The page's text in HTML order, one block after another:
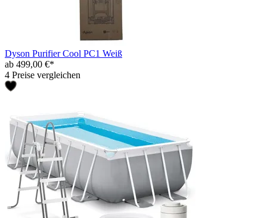
Dyson Purifier Cool PC1 Weiß
ab 499,00 €*
4 Preise vergleichen